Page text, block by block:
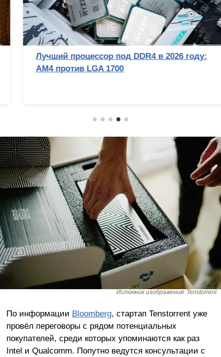
Лучший процессор под DDR4 в 2026 году:
AM4 против LGA 1700
Источник изображения: Tenstorrent
По информации Bloomberg, стартап Tenstorrent уже
провёл переговоры с рядом потенциальных
покупателей, среди которых упоминаются как раз
Intel и Qualcomm. Попутно ведутся консультации с